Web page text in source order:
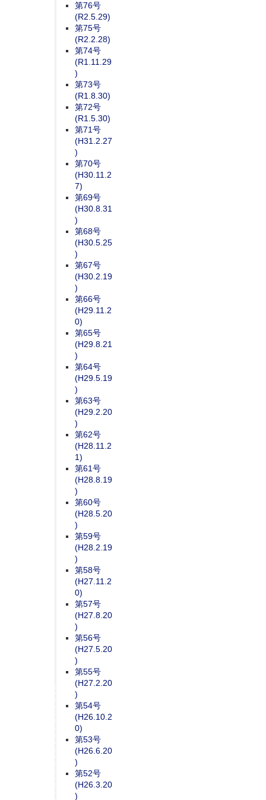
第76号
(R2.5.29)
第75号
(R2.2.28)
第74号
(R1.11.29
)
第73号
(R1.8.30)
第72号
(R1.5.30)
第71号
(H31.2.27
)
第70号
(H30.11.2
7)
第69号
(H30.8.31
)
第68号
(H30.5.25
)
第67号
(H30.2.19
)
第66号
(H29.11.2
0)
第65号
(H29.8.21
)
第64号
(H29.5.19
)
第63号
(H29.2.20
)
第62号
(H28.11.2
1)
第61号
(H28.8.19
)
第60号
(H28.5.20
)
第59号
(H28.2.19
)
第58号
(H27.11.2
0)
第57号
(H27.8.20
)
第56号
(H27.5.20
)
第55号
(H27.2.20
)
第54号
(H26.10.2
0)
第53号
(H26.6.20
)
第52号
(H26.3.20
)